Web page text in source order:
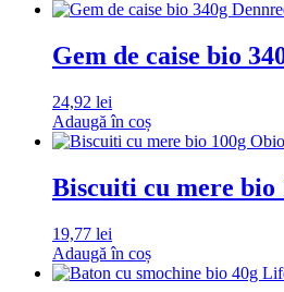
Gem de caise bio
24,92 lei
Adaugă în coș
Biscuiti cu mere bio
19,77 lei
Adaugă în coș